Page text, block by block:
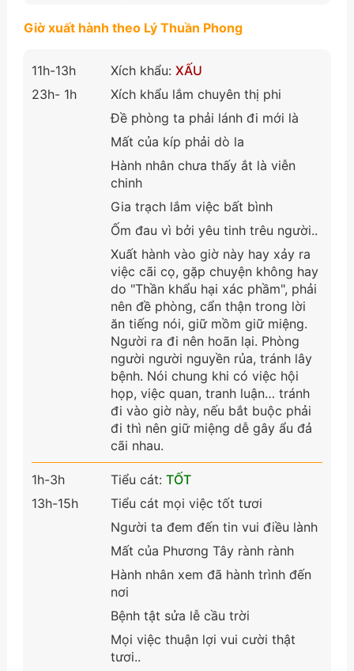
Giờ xuất hành theo Lý Thuần Phong
11h-13h
23h- 1h
Xích khẩu: XẤU
Xích khẩu lắm chuyên thị phi
Đề phòng ta phải lánh đi mới là
Mất của kíp phải dò la
Hành nhân chưa thấy ắt là viễn
chinh
Gia trạch lắm việc bất bình
Ốm đau vì bởi yêu tinh trêu người..
Xuất hành vào giờ này hay xảy ra
việc cãi cọ, gặp chuyện không hay
do "Thần khẩu hại xác phầm", phải
nên đề phòng, cẩn thận trong lời
ăn tiếng nói, giữ mồm giữ miệng.
Người ra đi nên hoãn lại. Phòng
người người nguyền rủa, tránh lây
bệnh. Nói chung khi có việc hội
họp, việc quan, tranh luận… tránh
đi vào giờ này, nếu bắt buộc phải
đi thì nên giữ miệng dễ gây ẩu đả
cãi nhau.
1h-3h
13h-15h
Tiểu cát: TỐT
Tiểu cát mọi việc tốt tươi
Người ta đem đến tin vui điều lành
Mất của Phương Tây rành rành
Hành nhân xem đã hành trình đến
nơi
Bệnh tật sửa lễ cầu trời
Mọi việc thuận lợi vui cười thật
tươi..